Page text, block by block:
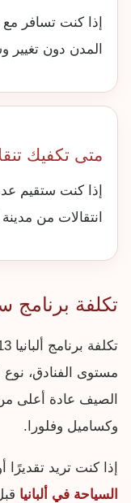
إذا كنت تسافر مع
المدن دون تغيير
متى تكفيك
إذا كنت ستقيم
انتقالات من
تكلفة برنامج
مستوى الفنادق، نوع
الصيف عادة أعلى
وكساميل وفلورا.
إذا كنت تريد
السياحة في ألبانيا